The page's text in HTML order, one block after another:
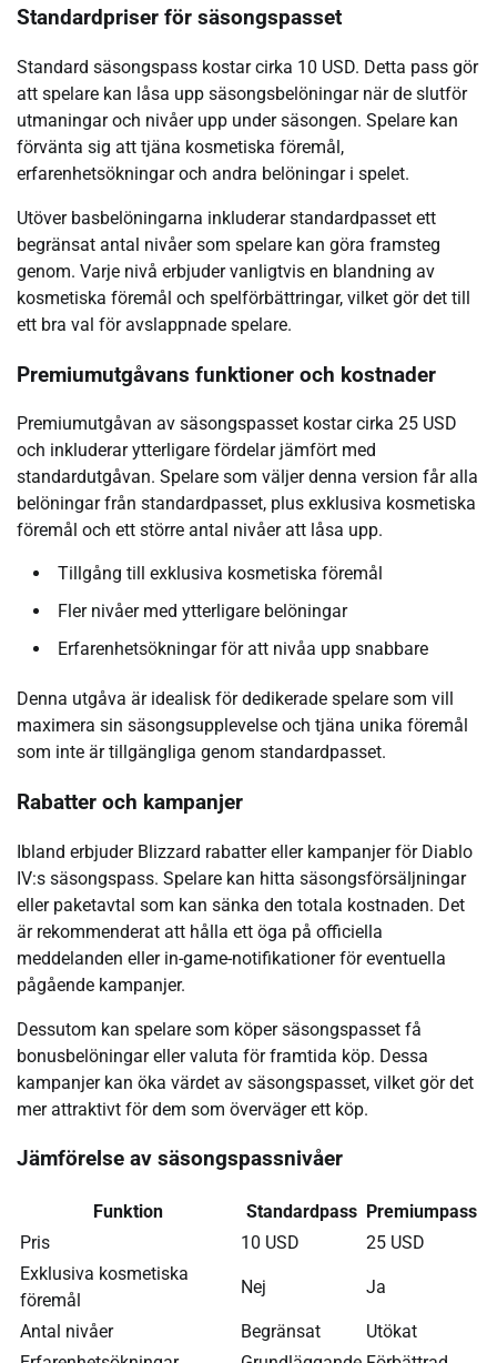
Standardpriser för säsongspasset
Standard säsongspass kostar cirka 10 USD. Detta pass gör
att spelare kan låsa upp säsongsbelöningar när de slutför
utmaningar och nivåer upp under säsongen. Spelare kan
förvänta sig att tjäna kosmetiska föremål,
erfarenhetsökningar och andra belöningar i spelet.
Utöver basbelöningarna inkluderar standardpasset ett
begränsat antal nivåer som spelare kan göra framsteg
genom. Varje nivå erbjuder vanligtvis en blandning av
kosmetiska föremål och spelförbättringar, vilket gör det till
ett bra val för avslappnade spelare.
Premiumutgåvans funktioner och kostnader
Premiumutgåvan av säsongspasset kostar cirka 25 USD
och inkluderar ytterligare fördelar jämfört med
standardutgåvan. Spelare som väljer denna version får alla
belöningar från standardpasset, plus exklusiva kosmetiska
föremål och ett större antal nivåer att låsa upp.
Tillgång till exklusiva kosmetiska föremål
Fler nivåer med ytterligare belöningar
Erfarenhetsökningar för att nivåa upp snabbare
Denna utgåva är idealisk för dedikerade spelare som vill
maximera sin säsongsupplevelse och tjäna unika föremål
som inte är tillgängliga genom standardpasset.
Rabatter och kampanjer
Ibland erbjuder Blizzard rabatter eller kampanjer för Diablo
IV:s säsongspass. Spelare kan hitta säsongsförsäljningar
eller paketavtal som kan sänka den totala kostnaden. Det
är rekommenderat att hålla ett öga på officiella
meddelanden eller in-game-notifikationer för eventuella
pågående kampanjer.
Dessutom kan spelare som köper säsongspasset få
bonusbelöningar eller valuta för framtida köp. Dessa
kampanjer kan öka värdet av säsongspasset, vilket gör det
mer attraktivt för dem som överväger ett köp.
Jämförelse av säsongspassnivåer
Funktion Standardpass Premiumpass
Pris
10 USD
25 USD
Exklusiva kosmetiska
föremål
Nej Ja
Antal nivåer Begränsat
Utökat